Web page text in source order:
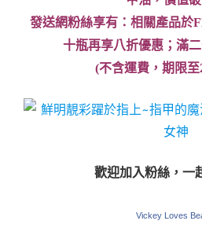
發送網粉絲享有：相關產品於
十瓶再享八折優惠；滿
(不含運費，期限至
歡迎加入粉絲，一
Vickey Loves